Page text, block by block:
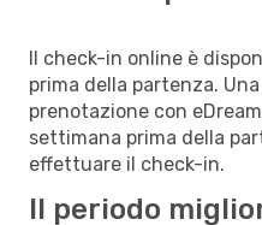
Il check-in online è
prima della partenza.
prenotazione con
settimana prima della
effettuare il check-in.
Il periodo